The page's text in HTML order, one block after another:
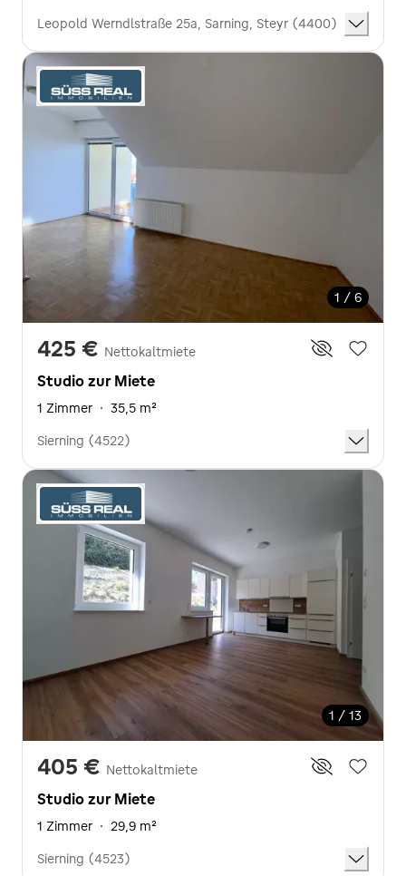
Leopold Werndlstraße 25a, Sarning, Steyr (4400)
1 / 6
425 € Nettokaltmiete
Studio zur Miete
1 Zimmer · 35,5 m²
Sierning (4522)
1 / 13
405 € Nettokaltmiete
Studio zur Miete
1 Zimmer · 29,9 m²
Sierning (4523)